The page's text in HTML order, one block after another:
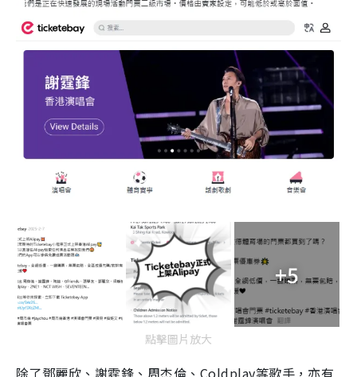
+5
點擊圖片放大
除了鄧麗欣、謝霆鋒、周杰倫、Coldplay等歌手，亦有